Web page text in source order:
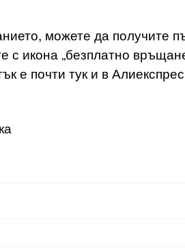
можете да получите
с икона „безплатно
е почти тук и в